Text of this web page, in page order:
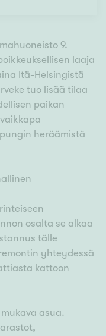
9.
laaja
Itä-Helsingistä
tuo lisää tilaa
paikan
heräämistä
osalta se alkaa
tälle
yhteydessä
kattoon
asua.